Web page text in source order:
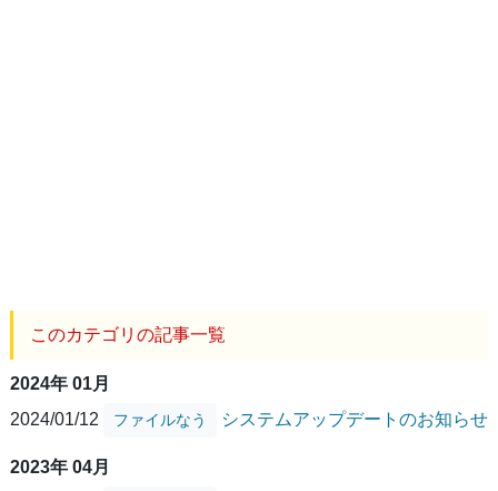
このカテゴリの記事一覧
2024年 01月
2024/01/12
ファイルなう システムアップデートのお知らせ
2023年 04月